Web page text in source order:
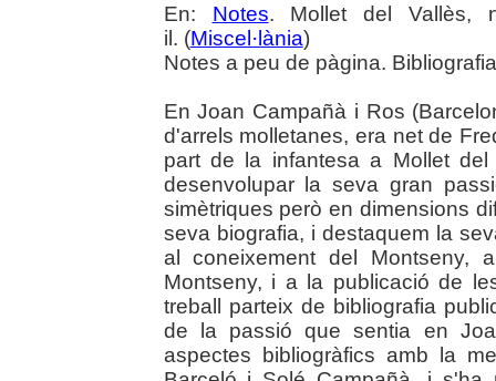
En: Notes. Mollet del Vallès,
il. (Miscel·lània)
Notes a peu de pàgina.
En Joan Campañà i Ros
d'arrels molletanes, era net de
part de la infantesa a Mollet
desenvolupar la seva gran
simètriques però en dimensions
seva biografia, i destaquem la
al coneixement del Montseny,
Montseny, i a la publicació de
treball parteix de bibliografia
de la passió que sentia en
aspectes bibliogràfics amb la